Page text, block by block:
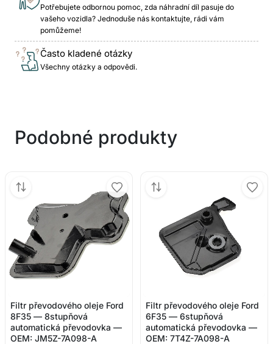
Potřebujete odbornou pomoc, zda náhradní díl pasuje do
vašeho vozidla? Jednoduše nás kontaktujte, rádi vám
pomůžeme!
Často kladené otázky
Všechny otázky a odpovědi.
Podobné produkty
Filtr převodového oleje Ford
8F35 — 8stupňová
automatická převodovka —
OEM: JM5Z-7A098-A
Filtr převodového oleje Ford
6F35 — 6stupňová
automatická převodovka —
OEM: 7T4Z-7A098-A